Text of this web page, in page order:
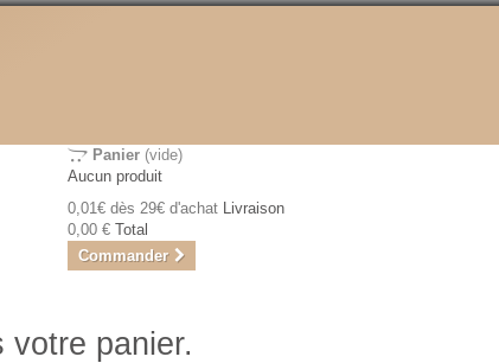
Panier (vide)
Aucun produit
0,01€ dès 29€ d'achat Livraison
0,00 € Total
Commander
votre panier.